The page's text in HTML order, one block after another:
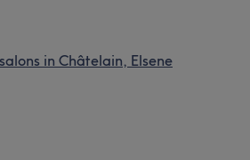
in Châtelain, Elsene